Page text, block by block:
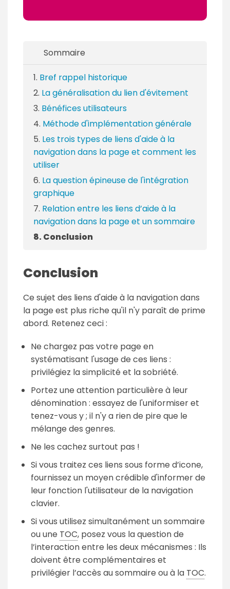
Sommaire
Bref rappel historique
La généralisation du lien d'évitement
Bénéfices utilisateurs
Méthode d'implémentation générale
Les trois types de liens d'aide à la
navigation dans la page et comment les
utiliser
La question épineuse de l'intégration
graphique
Relation entre les liens d’aide à la
navigation dans la page et un sommaire
Conclusion
Conclusion
Ce sujet des liens d'aide à la navigation dans
la page est plus riche qu'il n'y paraît de prime
abord. Retenez ceci :
Ne chargez pas votre page en
systématisant l'usage de ces liens :
privilégiez la simplicité et la sobriété.
Portez une attention particulière à leur
dénomination : essayez de l'uniformiser et
tenez-vous y ; il n'y a rien de pire que le
mélange des genres.
Ne les cachez surtout pas !
Si vous traitez ces liens sous forme d’icone,
fournissez un moyen crédible d'informer de
leur fonction l'utilisateur de la navigation
clavier.
Si vous utilisez simultanément un sommaire
ou une TOC, posez vous la question de
l’interaction entre les deux mécanismes : Ils
doivent être complémentaires et
privilégier l’accès au sommaire ou à la TOC.